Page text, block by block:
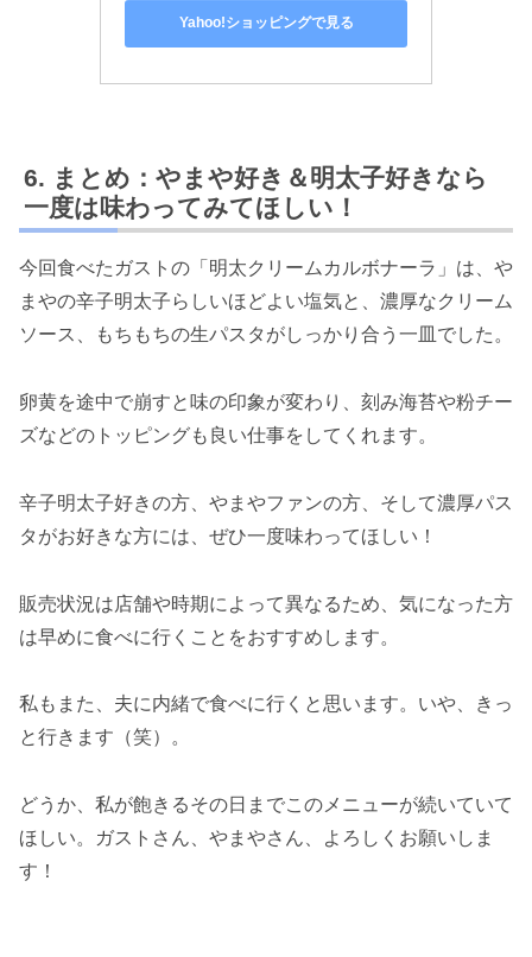
Yahoo!ショッピングで見る
まとめ：やまや好き＆明太子好きなら
一度は味わってみてほしい！
今回食べたガストの「明太クリームカルボナーラ」は、や
まやの辛子明太子らしいほどよい塩気と、濃厚なクリーム
ソース、もちもちの生パスタがしっかり合う一皿でした。
卵黄を途中で崩すと味の印象が変わり、刻み海苔や粉チー
ズなどのトッピングも良い仕事をしてくれます。
辛子明太子好きの方、やまやファンの方、そして濃厚パス
タがお好きな方には、ぜひ一度味わってほしい！
販売状況は店舗や時期によって異なるため、気になった方
は早めに食べに行くことをおすすめします。
私もまた、夫に内緒で食べに行くと思います。いや、きっ
と行きます（笑）。
どうか、私が飽きるその日までこのメニューが続いていて
ほしい。ガストさん、やまやさん、よろしくお願いしま
す！